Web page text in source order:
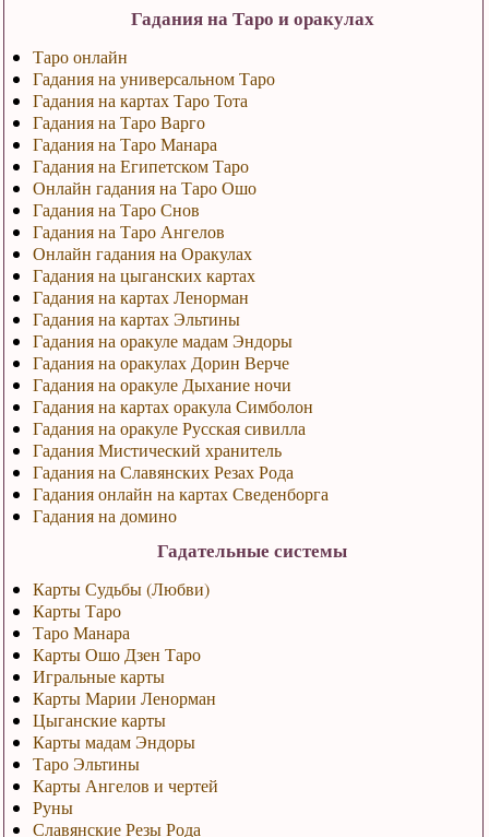
Гадания на Таро и оракулах
Таро онлайн
Гадания на универсальном Таро
Гадания на картах Таро Тота
Гадания на Таро Варго
Гадания на Таро Манара
Гадания на Египетском Таро
Онлайн гадания на Таро Ошо
Гадания на Таро Снов
Гадания на Таро Ангелов
Онлайн гадания на Оракулах
Гадания на цыганских картах
Гадания на картах Ленорман
Гадания на картах Эльтины
Гадания на оракуле мадам Эндоры
Гадания на оракулах Дорин Верче
Гадания на оракуле Дыхание ночи
Гадания на картах оракула Симболон
Гадания на оракуле Русская сивилла
Гадания Мистический хранитель
Гадания на Славянских Резах Рода
Гадания онлайн на картах Сведенборга
Гадания на домино
Гадательные системы
Карты Судьбы (Любви)
Карты Таро
Таро Манара
Карты Ошо Дзен Таро
Игральные карты
Карты Марии Ленорман
Цыганские карты
Карты мадам Эндоры
Таро Эльтины
Карты Ангелов и чертей
Руны
Славянские Резы Рода